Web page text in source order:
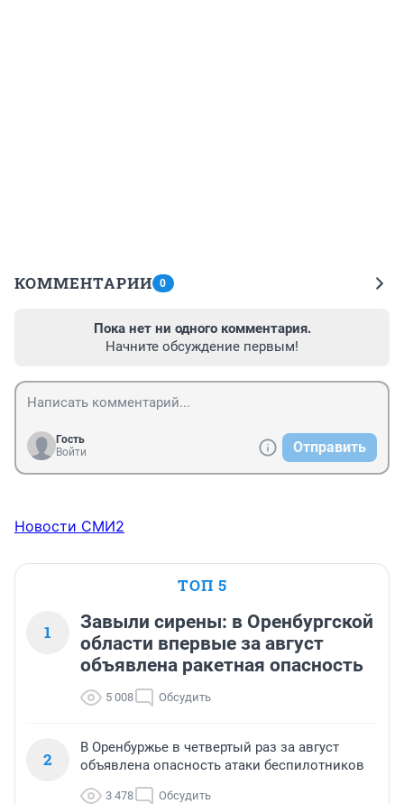
КОММЕНТАРИИ 0
Пока нет ни одного комментария.
Начните обсуждение первым!
Гость
Войти
Отправить
Новости СМИ2
ТОП 5
1
Завыли сирены: в Оренбургской
области впервые за август
объявлена ракетная опасность
5 008 Обсудить
2
В Оренбуржье в четвертый раз за август
объявлена опасность атаки беспилотников
3 478 Обсудить